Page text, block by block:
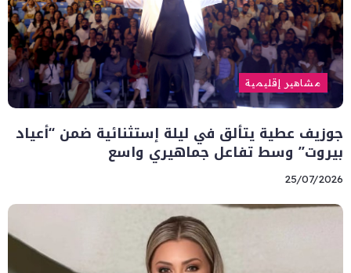
مشاهير إقليمية
جوزيف عطية يتألق في ليلة إستثنائية ضمن “أعياد
بيروت” وسط تفاعل جماهيري واسع
25/07/2026